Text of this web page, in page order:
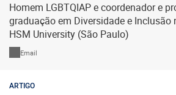
Homem LGBTQIAP e coordenador e
graduação em Diversidade e Inclusão
HSM University (São Paulo)
Email
ARTIGO